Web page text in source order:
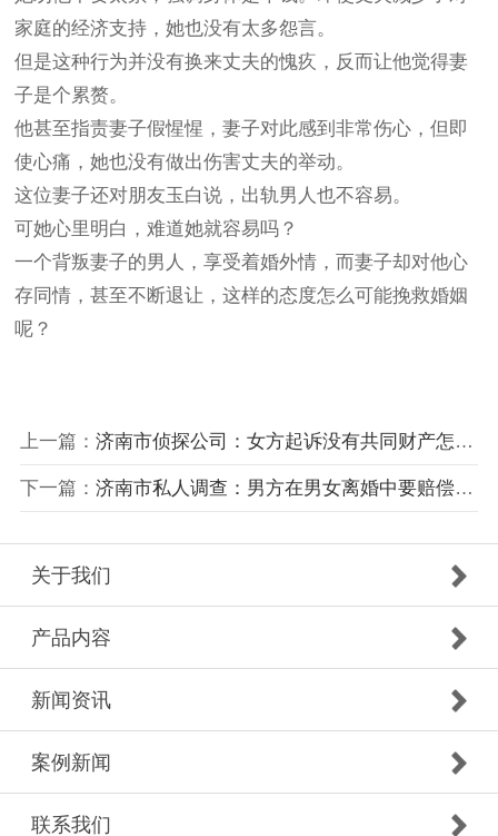
家庭的经济支持，她也没有太多怨言。
但是这种行为并没有换来丈夫的愧疚，反而让他觉得妻
子是个累赘。
他甚至指责妻子假惺惺，妻子对此感到非常伤心，但即
使心痛，她也没有做出伤害丈夫的举动。
这位妻子还对朋友玉白说， 出轨男人也不容易。
可她心里明白，难道她就容易吗？
一个背叛妻子的男人，享受着婚外情，而妻子却对他心
存同情，甚至不断退让，这样的态度怎么可能挽救婚姻
呢？
上一篇： 济南市侦探公司：女方起诉没有共同财产怎么分
下一篇： 济南市私人调查：男方在男女离婚中要赔偿女方多少
关于我们
产品内容
新闻资讯
案例新闻
联系我们